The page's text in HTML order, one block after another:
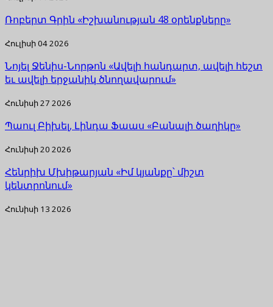
Ռոբերտ Գրին «Իշխանության 48 օրենքները»
Հուլիսի 04 2026
Նոյել Ջենիս-Նորթոն «Ավելի հանդարտ, ավելի հեշտ
եւ ավելի երջանիկ ծնողավարում»
Հունիսի 27 2026
Պաուլ Բիխել, Լինդա Ֆաաս «Բանալի ծաղիկը»
Հունիսի 20 2026
Հենրիխ Մխիթարյան «Իմ կյանքը՝ միշտ
կենտրոնում»
Հունիսի 13 2026